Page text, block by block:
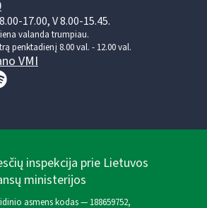
17.00, V 8.00-15.45.
valanda trumpiau.
penktadienį 8.00 val. - 12.00 val.
VMI
inspekcija prie Lietuvos
ministerijos
asmens kodas — 188659752,